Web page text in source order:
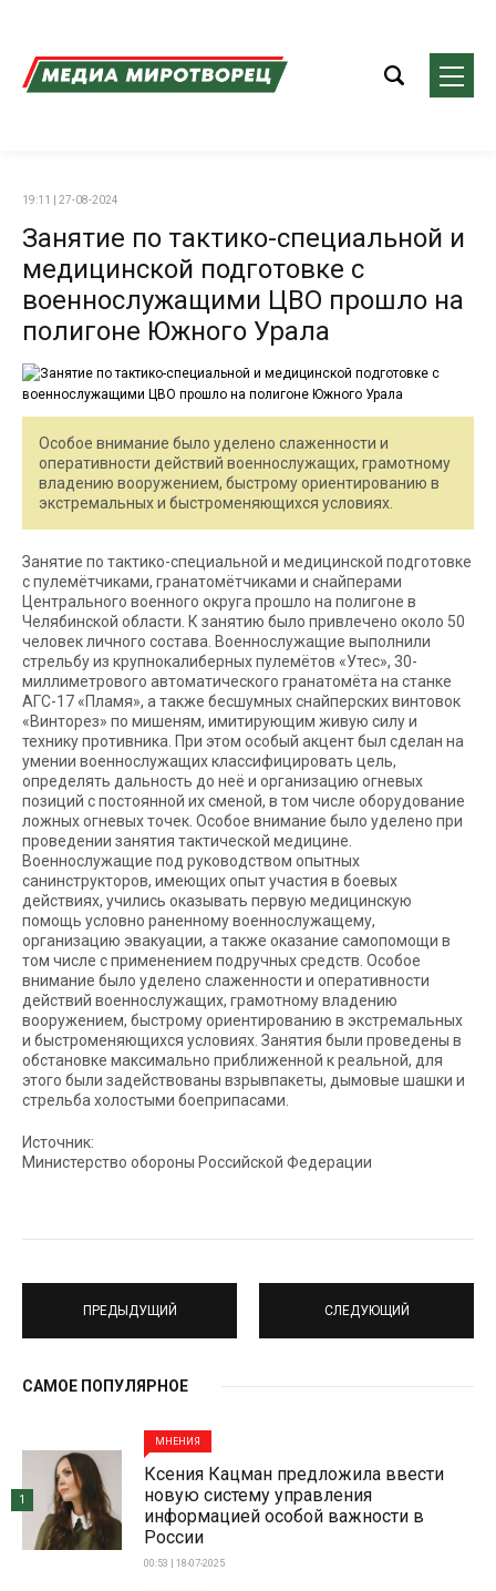
19:11 | 27-08-2024
Занятие по тактико-специальной и
медицинской подготовке с
военнослужащими ЦВО прошло на
полигоне Южного Урала
Особое внимание было уделено слаженности и
оперативности действий военнослужащих, грамотному
владению вооружением, быстрому ориентированию в
экстремальных и быстроменяющихся условиях.
Занятие по тактико-специальной и медицинской подготовке
с пулемётчиками, гранатомётчиками и снайперами
Центрального военного округа прошло на полигоне в
Челябинской области. К занятию было привлечено около 50
человек личного состава. Военнослужащие выполнили
стрельбу из крупнокалиберных пулемётов «Утес», 30-
миллиметрового автоматического гранатомёта на станке
АГС-17 «Пламя», а также бесшумных снайперских винтовок
«Винторез» по мишеням, имитирующим живую силу и
технику противника. При этом особый акцент был сделан на
умении военнослужащих классифицировать цель,
определять дальность до неё и организацию огневых
позиций с постоянной их сменой, в том числе оборудование
ложных огневых точек. Особое внимание было уделено при
проведении занятия тактической медицине.
Военнослужащие под руководством опытных
санинструкторов, имеющих опыт участия в боевых
действиях, учились оказывать первую медицинскую
помощь условно раненному военнослужащему,
организацию эвакуации, а также оказание самопомощи в
том числе с применением подручных средств. Особое
внимание было уделено слаженности и оперативности
действий военнослужащих, грамотному владению
вооружением, быстрому ориентированию в экстремальных
и быстроменяющихся условиях. Занятия были проведены в
обстановке максимально приближенной к реальной, для
этого были задействованы взрывпакеты, дымовые шашки и
стрельба холостыми боеприпасами.
Источник:
Министерство обороны Российской Федерации
ПРЕДЫДУЩИЙ СЛЕДУЮЩИЙ
САМОЕ ПОПУЛЯРНОЕ
МНЕНИЯ
Ксения Кацман предложила ввести
новую систему управления
информацией особой важности в
России
00:53 | 18-07-2025
1